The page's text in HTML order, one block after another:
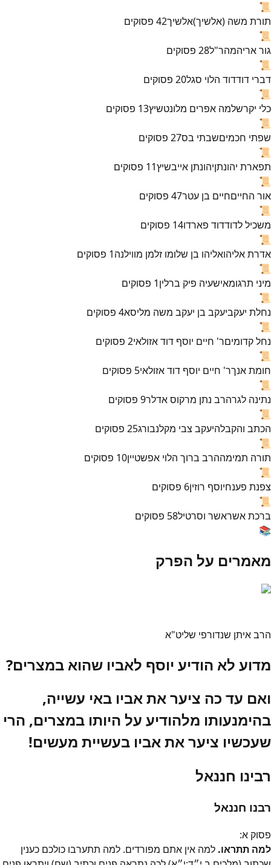
📜
תורת משה (אלשיך)אלשיך42 פסוקים
📜
גור אריהמהר"ל28 פסוקים
📜
דברי דודדוד הלוי סגל20 פסוקים
📜
כלי יקרשלמה אפרים מלונטשיץ13 פסוקים
📜
שפתי חכמיםשבתי בס27 פסוקים
📜
תפארת יהונתןיהונתן אייבשיץ11 פסוקים
📜
אור החייםחיים בן עטר47 פסוקים
📜
משכיל לדודדוד פארדו14 פסוקים
📜
אדרת אליהואליהו בן שלומו זלמן מווילנה1 פסוקים
📜
מיני תרגומאישעיה פיק ברלין1 פסוקים
📜
נחלת יעקביעקב בן יעקב משה מליסא4 פסוקים
📜
נחל קדומיםר' חיים יוסף דוד אזולאי2 פסוקים
📜
חומת אנךר' חיים יוסף דוד אזולאי5 פסוקים
📜
נתינה לגרהרב נתן מרקוס אדלר9 פסוקים
📜
הכתב והקבלהיעקב צבי מקלנבורג25 פסוקים
📜
תורה תמימההרב ברוך הלוי אפשטיין10 פסוקים
📜
צפנת פענחיוסף רוזין6 פסוקים
📜
ברכת אשראשר וסרטיל58 פסוקים
📚
מאמרים על הפרק
הרב איתן שנדורפי שליט"א
מדוע לא הודיע יוסף לאביו שהוא במצרים?
ואם עד כה ציער את אביו באי עשייה,
בהימנעותו מלהודיע על היותו במצרים, הרי
שעכשיו ציער את אביו בעשיית מעשים!
רבינו חננאל
רבנו חננאל
פסוק א:
למה תתראו. למה אין אתם מפורדים. למה תתערבו כולכם כענין